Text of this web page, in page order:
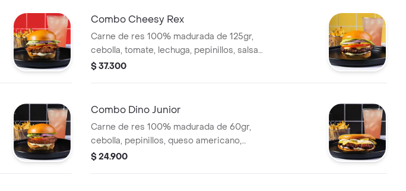
Combo Cheesy Rex
Carne de res 100% madurada de 125gr,
cebolla, tomate, lechuga, pepinillos, salsa
de ajo, queso americano y pan brioche
$ 37.300
Combo Dino Junior
Carne de res 100% madurada de 60gr,
cebolla, pepinillos, queso americano,
salsa de ajo y pan brioche + papas +
$ 24.900